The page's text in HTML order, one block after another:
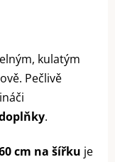
kulatým
Pečlivě
.
cm na šířku je